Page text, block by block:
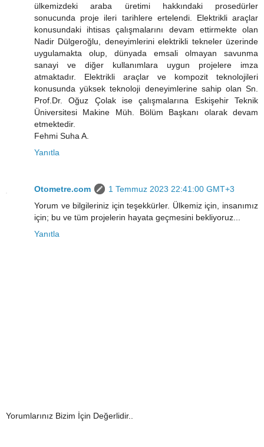
ülkemizdeki araba üretimi hakkındaki prosedürler
sonucunda proje ileri tarihlere ertelendi. Elektrikli araçlar
konusundaki ihtisas çalışmalarını devam ettirmekte olan
Nadir Dülgeroğlu, deneyimlerini elektrikli tekneler üzerinde
uygulamakta olup, dünyada emsali olmayan savunma
sanayi ve diğer kullanımlara uygun projelere imza
atmaktadır. Elektrikli araçlar ve kompozit teknolojileri
konusunda yüksek teknoloji deneyimlerine sahip olan Sn.
Prof.Dr. Oğuz Çolak ise çalışmalarına Eskişehir Teknik
Üniversitesi Makine Müh. Bölüm Başkanı olarak devam
etmektedir.
Fehmi Suha A.
Yanıtla
Otometre.com
1 Temmuz 2023 22:41:00 GMT+3
Yorum ve bilgileriniz için teşekkürler. Ülkemiz için, insanımız
için; bu ve tüm projelerin hayata geçmesini bekliyoruz...
Yanıtla
Yorumlarınız Bizim İçin Değerlidir..